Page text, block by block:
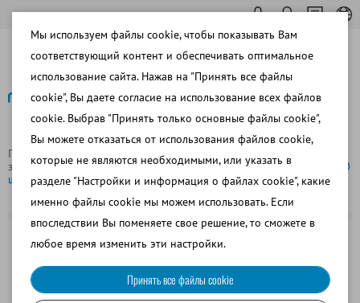
Главная страница Коневодство
забор ооцитов/OPU/TVA
Чехол DIUI для соломинок 0,25 мл, 10
шт./упаковка
Назад
Мы используем файлы cookie, чтобы показывать Вам
соответствующий контент и обеспечивать оптимальное
использование сайта. Нажав на "Принять все файлы
cookie", Вы даете согласие на использование всех файлов
cookie. Выбрав "Принять только основные файлы cookie",
Вы можете отказаться от использования файлов cookie,
которые не являются необходимыми, или указать в
разделе "Настройки и информация о файлах cookie", какие
именно файлы cookie мы можем использовать. Если
впоследствии Вы поменяете свое решение, то сможете в
любое время изменить эти настройки.
Принять все файлы cookie